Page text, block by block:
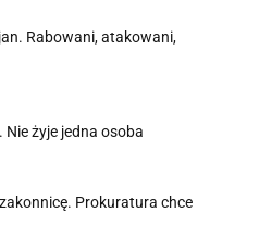
Rabowani, atakowani,
żyje jedna osoba
Prokuratura chce